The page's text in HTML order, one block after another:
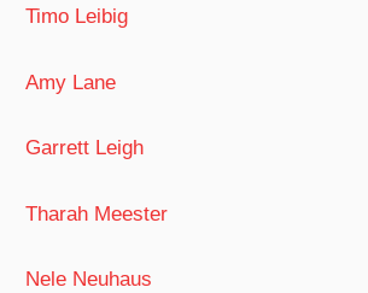
Timo Leibig
Amy Lane
Garrett Leigh
Tharah Meester
Nele Neuhaus